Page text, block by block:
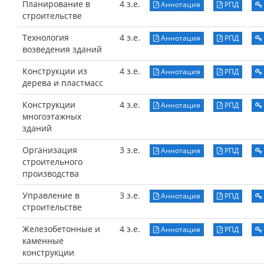
Планирование в
строительстве
4 з.е. Аннотация РПД
Технология
возведения зданий
4 з.е. Аннотация РПД
Конструкции из
дерева и пластмасс
4 з.е. Аннотация РПД
Конструкции
многоэтажных
зданий
4 з.е. Аннотация РПД
Организация
строительного
производства
3 з.е. Аннотация РПД
Управление в
строительстве
3 з.е. Аннотация РПД
Железобетонные и
каменные
конструкции
4 з.е. Аннотация РПД